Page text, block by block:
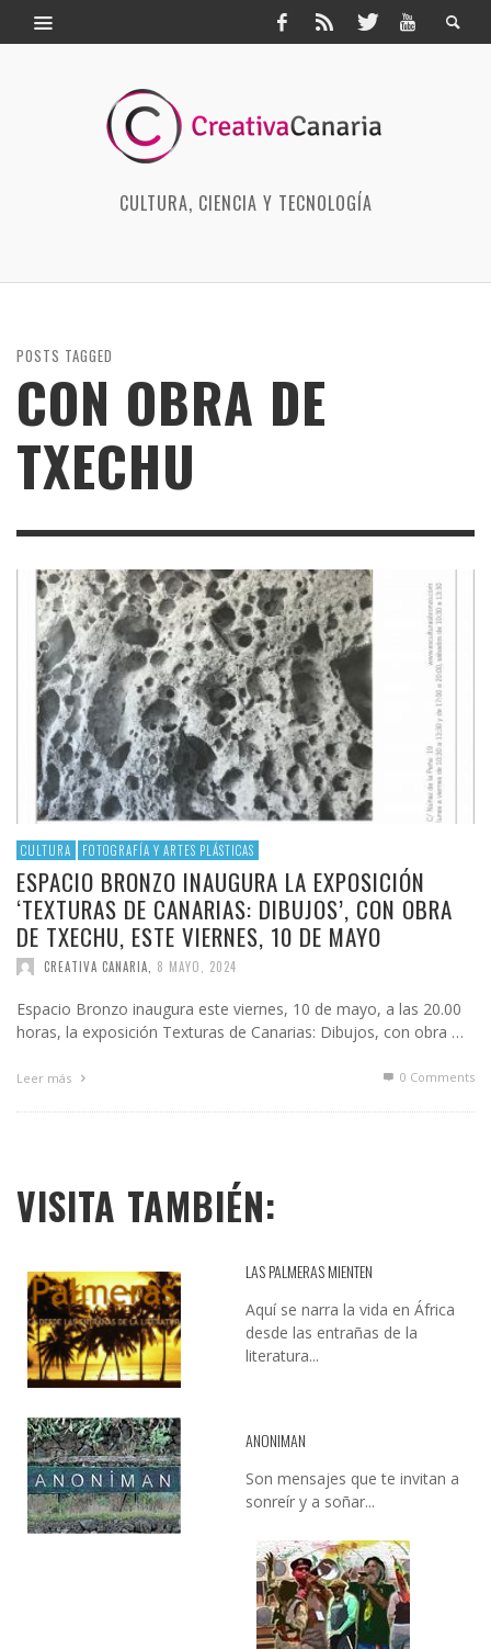
CULTURA, CIENCIA Y TECNOLOGÍA
POSTS TAGGED
CON OBRA DE
TXECHU
CULTURA FOTOGRAFÍA Y ARTES PLÁSTICAS
ESPACIO BRONZO INAUGURA LA EXPOSICIÓN
‘TEXTURAS DE CANARIAS: DIBUJOS’, CON OBRA
DE TXECHU, ESTE VIERNES, 10 DE MAYO
CREATIVA CANARIA 8 MAYO, 2024
Espacio Bronzo inaugura este viernes, 10 de mayo, a las 20.00
horas, la exposición Texturas de Canarias: Dibujos, con obra …
Leer más 0 Comments
VISITA TAMBIÉN:
LAS PALMERAS MIENTEN
Aquí se narra la vida en África
desde las entrañas de la
literatura...
ANONIMAN
Son mensajes que te invitan a
sonreír y a soñar...